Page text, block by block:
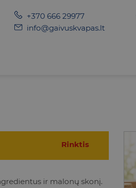
+370 666 29977
info@gaivuskvapas.lt
Rinktis
ir malonų skonį.